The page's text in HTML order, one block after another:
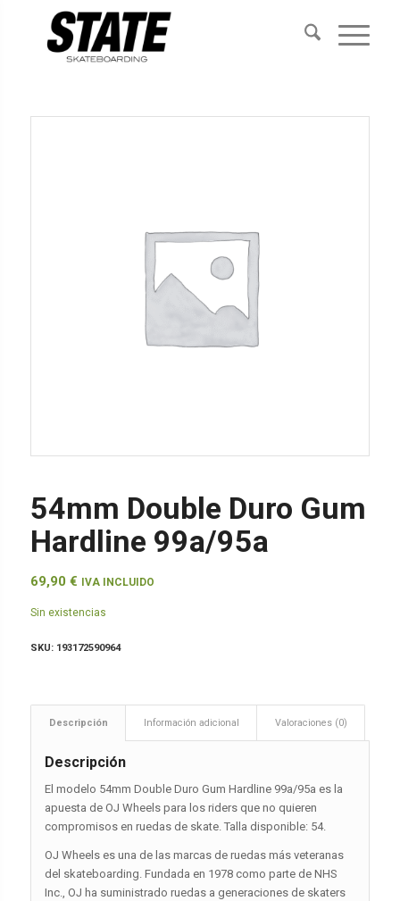
54mm Double Duro Gum
Hardline 99a/95a
69,90 € IVA INCLUIDO
Sin existencias
SKU: 193172590964
Descripción Información adicional Valoraciones (0)
Descripción
El modelo 54mm Double Duro Gum Hardline 99a/95a es la
apuesta de OJ Wheels para los riders que no quieren
compromisos en ruedas de skate. Talla disponible: 54.
OJ Wheels es una de las marcas de ruedas más veteranas
del skateboarding. Fundada en 1978 como parte de NHS
Inc., OJ ha suministrado ruedas a generaciones de skaters